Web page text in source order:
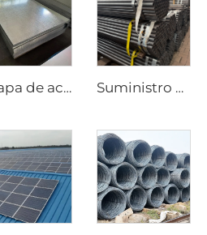
Chapa de acero galvanizada ASTM Suministro de fábrica de tubos de acero al carbono, tubo redondo soldado